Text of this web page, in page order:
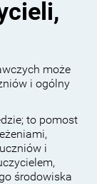
może
i ogólny
to pomost
i
środowiska